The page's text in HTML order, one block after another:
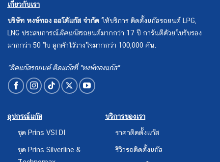
เกี่ยวกับเรา
บริษัท หงษ์ทอง ออโต้แก๊ส จำกัด ให้บริการ ติดตั้งแก๊สรถยนต์ LPG,
LNG ประสบการณ์ติดแก๊สรถยนต์มากกว่า 17 ปี การันตีด้วยใบรับรอง
มากกว่า 50 ใบ ลูกค้าไว้วางใจมากกว่า 100,000 คัน.
"ติดแก๊สรถยนต์ ติดแก๊สที่ "หงษ์ทองแก๊ส"
อุปกรณ์แก๊ส
ชุด Prins VSI DI
ชุด Prins Silverline &
บริการของเรา
ราคาติดตั้งแก๊ส
รีวิวรถติดตั้งแก๊ส